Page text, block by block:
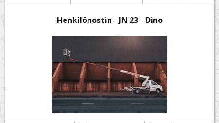
Henkilönostin - JN 23 - Dino